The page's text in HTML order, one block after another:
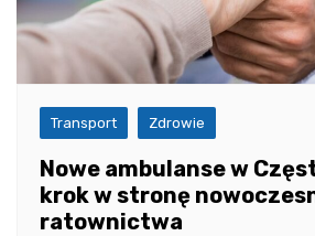
Transport Zdrowie
Nowe ambulanse w
krok w stronę
ratownictwa